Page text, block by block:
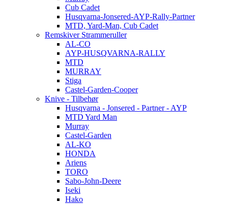
Cub Cadet
Husqvarna-Jonsered-AYP-Rally-Partner
MTD, Yard-Man, Cub Cadet
Remskiver Strammeruller
AL-CO
AYP-HUSQVARNA-RALLY
MTD
MURRAY
Stiga
Castel-Garden-Cooper
Knive - Tilbehør
Husqvarna - Jonsered - Partner - AYP
MTD Yard Man
Murray
Castel-Garden
AL-KO
HONDA
Ariens
TORO
Sabo-John-Deere
Iseki
Hako